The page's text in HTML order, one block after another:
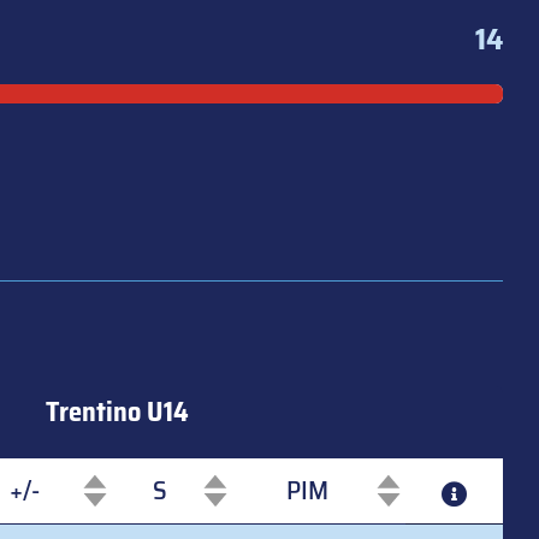
14
Trentino U14
+/-
S
PIM